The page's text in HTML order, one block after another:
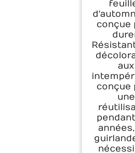
conçue
aux
conçue
une